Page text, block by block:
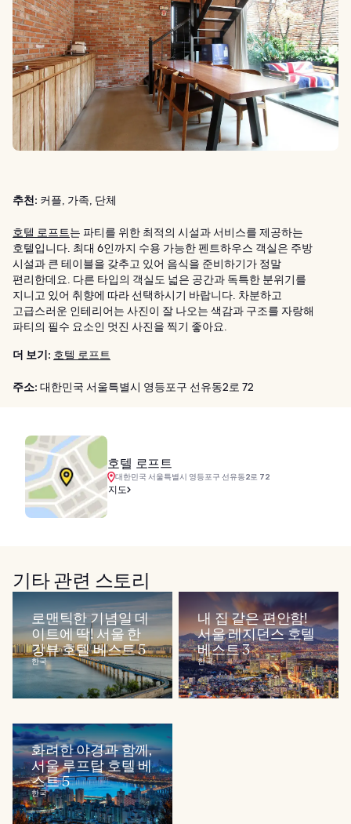
추천: 커플, 가족, 단체
호텔 로프트는 파티를 위한 최적의 시설과 서비스를 제공하는
호텔입니다. 최대 6인까지 수용 가능한 펜트하우스 객실은 주방
시설과 큰 테이블을 갖추고 있어 음식을 준비하기가 정말
편리한데요. 다른 타입의 객실도 넓은 공간과 독특한 분위기를
지니고 있어 취향에 따라 선택하시기 바랍니다. 차분하고
고급스러운 인테리어는 사진이 잘 나오는 색감과 구조를 자랑해
파티의 필수 요소인 멋진 사진을 찍기 좋아요.
더 보기: 호텔 로프트
주소: 대한민국 서울특별시 영등포구 선유동2로 72
호텔 로프트
대한민국 서울특별시 영등포구 선유동2로 72
지도
기타 관련 스토리
로맨틱한 기념일 데
이트에 딱! 서울 한
강뷰 호텔 베스트 5
한국
내 집 같은 편안함!
서울 레지던스 호텔
베스트 3
한국
화려한 야경과 함께,
서울 루프탑 호텔 베
스트 5
한국